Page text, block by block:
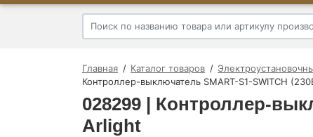
Главная Каталог товаров
Контроллер-выключатель SMART-S1-SWITCH
028299 | Контроллер-
Arlight